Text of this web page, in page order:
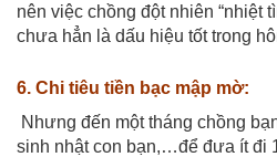
nên việc chồng đột nhiên “nhiệt
chưa hẳn là dấu hiệu tốt trong
6. Chi tiêu tiền bạc mập mờ:
Nhưng đến một tháng chồng
sinh nhật con bạn,…để đưa ít đi